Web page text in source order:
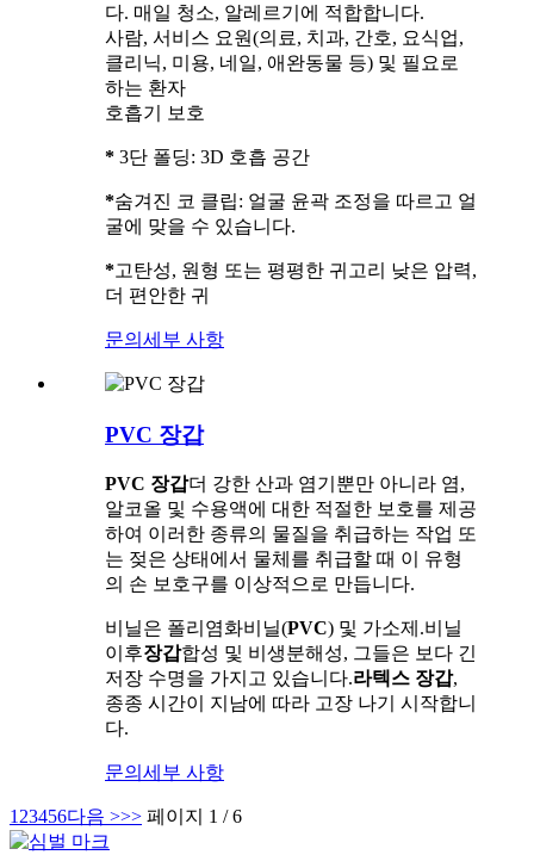
다. 매일 청소, 알레르기에 적합합니다.
사람, 서비스 요원(의료, 치과, 간호, 요식업,
클리닉, 미용, 네일, 애완동물 등) 및 필요로
하는 환자
호흡기 보호
* 3단 폴딩: 3D 호흡 공간
*숨겨진 코 클립: 얼굴 윤곽 조정을 따르고 얼
굴에 맞을 수 있습니다.
*고탄성, 원형 또는 평평한 귀고리 낮은 압력,
더 편안한 귀
문의 세부 사항
PVC 장갑
PVC 장갑더 강한 산과 염기뿐만 아니라 염,
알코올 및 수용액에 대한 적절한 보호를 제공
하여 이러한 종류의 물질을 취급하는 작업 또
는 젖은 상태에서 물체를 취급할 때 이 유형
의 손 보호구를 이상적으로 만듭니다.
비닐은 폴리염화비닐(PVC) 및 가소제.비닐
이후장갑합성 및 비생분해성, 그들은 보다 긴
저장 수명을 가지고 있습니다.라텍스 장갑,
종종 시간이 지남에 따라 고장 나기 시작합니
다.
문의 세부 사항
123456다음 >>> 페이지 1 / 6